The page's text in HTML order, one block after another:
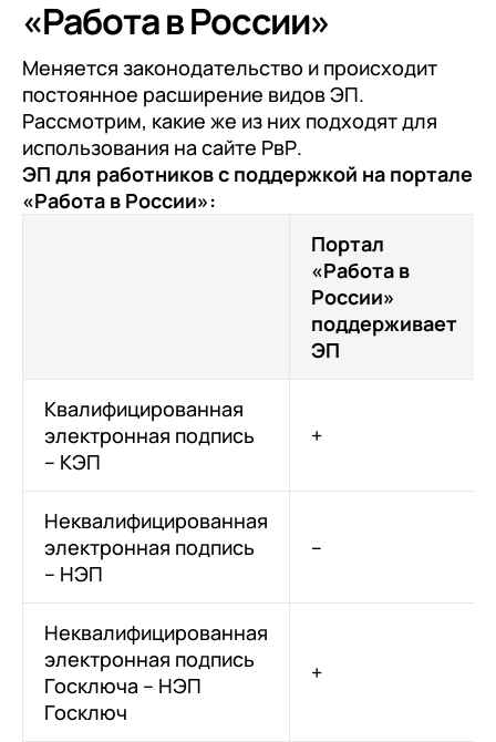
данных
«Работа в России»
Меняется законодательство и происходит
постоянное расширение видов ЭП.
Рассмотрим, какие же из них подходят для
использования на сайте РвР.
ЭП для работников с поддержкой на портале
«Работа в России»:
Портал
«Работа в
России»
поддерживает
ЭП
Квалифицированная
электронная подпись
– КЭП
+
Неквалифицированная
электронная подпись
– НЭП
–
Неквалифицированная
электронная подпись
Госключа – НЭП
Госключ
+